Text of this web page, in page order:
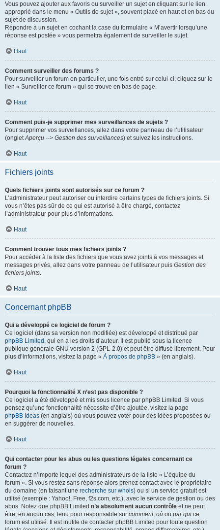
Vous pouvez ajouter aux favoris ou surveiller un sujet en cliquant sur le lien
approprié dans le menu « Outils de sujet », souvent placé en haut et en bas du
sujet de discussion.
Répondre à un sujet en cochant la case du formulaire « M’avertir lorsqu’une
réponse est postée » vous permettra également de surveiller le sujet.
Haut
Comment surveiller des forums ?
Pour surveiller un forum en particulier, une fois entré sur celui-ci, cliquez sur le
lien « Surveiller ce forum » qui se trouve en bas de page.
Haut
Comment puis-je supprimer mes surveillances de sujets ?
Pour supprimer vos surveillances, allez dans votre panneau de l’utilisateur
(ongletAperçu --> Gestion des surveillances) et suivez les instructions.
Haut
Fichiers joints
Quels fichiers joints sont autorisés sur ce forum ?
L’administrateur peut autoriser ou interdire certains types de fichiers joints. Si
vous n’êtes pas sûr de ce qui est autorisé à être chargé, contactez
l’administrateur pour plus d’informations.
Haut
Comment trouver tous mes fichiers joints ?
Pour accéder à la liste des fichiers que vous avez joints à vos messages et
messages privés, allez dans votre panneau de l’utilisateur puis Gestion des
fichiers joints.
Haut
Concernant phpBB
Qui a développé ce logiciel de forum ?
Ce logiciel (dans sa version non modifiée) est développé et distribué par
phpBB Limited , qui en a les droits d’auteur. Il est publié sous la licence
publique générale GNU version 2 (GPL-2.0) et peut être diffusé librement. Pour
plus d’informations, visitez la page « À propos de phpBB » (en anglais).
Haut
Pourquoi la fonctionnalité X n’est pas disponible ?
Ce logiciel a été développé et mis sous licence par phpBB Limited. Si vous
pensez qu’une fonctionnalité nécessite d’être ajoutée, visitez la page
phpBB Ideas (en anglais) où vous pouvez voter pour des idées proposées ou
en suggérer de nouvelles.
Haut
Qui contacter pour les abus ou les questions légales concernant ce
forum ?
Contactez n’importe lequel des administrateurs de la liste « L’équipe du
forum ». Si vous restez sans réponse alors prenez contact avec le propriétaire
du domaine (en faisant une recherche sur whois) ou si un service gratuit est
utilisé (exemple : Yahoo!, Free, f2s.com, etc.), avec le service de gestion ou des
abus. Notez que phpBB Limited n’a absolument aucun contrôle et ne peut
être, en aucun cas, tenu pour responsable sur comment, où ou par qui ce
forum est utilisé. Il est inutile de contacter phpBB Limited pour toute question